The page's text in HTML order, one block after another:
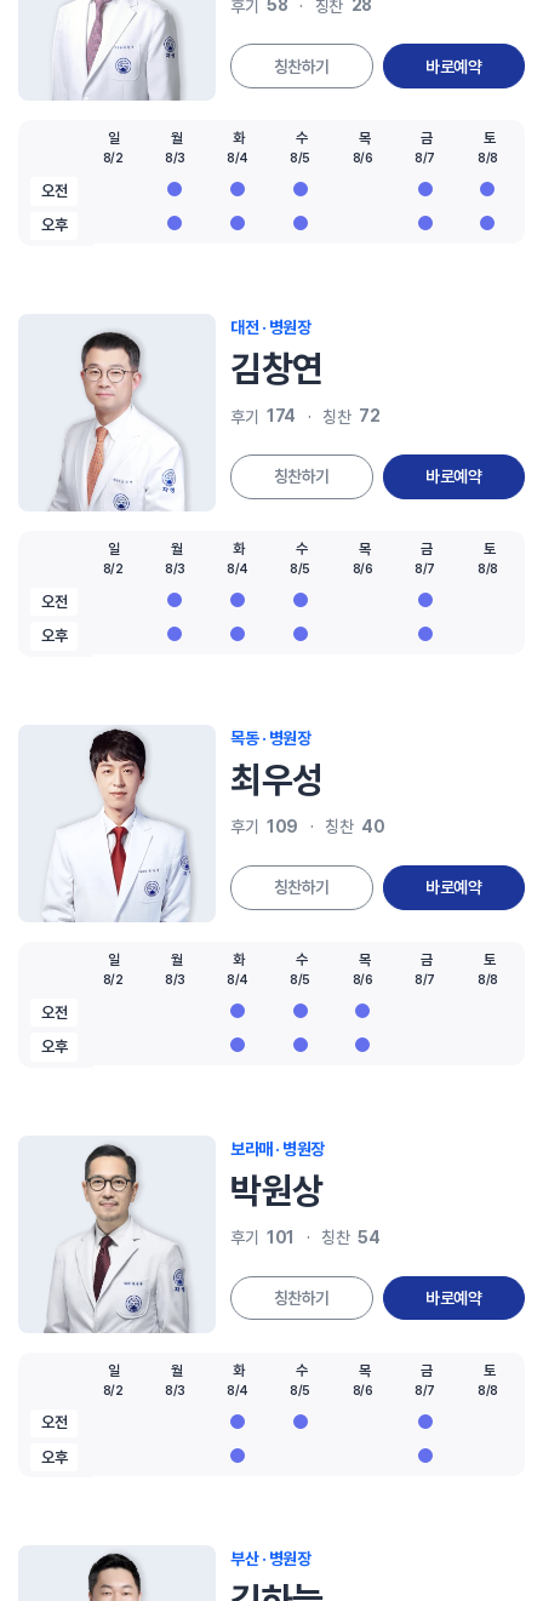
후기 58 칭찬 28
칭찬하기 바로예약
오전
오후
일
8/2
월
8/3
화
8/4
수
8/5
목
8/6
금
8/7
토
8/8
대전 · 병원장
김창연
후기 174 칭찬 72
칭찬하기 바로예약
오전
오후
일
8/2
월
8/3
화
8/4
수
8/5
목
8/6
금
8/7
토
8/8
목동 · 병원장
최우성
후기 109 칭찬 40
칭찬하기 바로예약
오전
오후
일
8/2
월
8/3
화
8/4
수
8/5
목
8/6
금
8/7
토
8/8
보라매 · 병원장
박원상
후기 101 칭찬 54
칭찬하기 바로예약
오전
오후
일
8/2
월
8/3
화
8/4
수
8/5
목
8/6
금
8/7
토
8/8
부산 · 병원장